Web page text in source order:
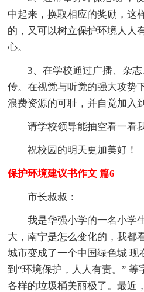
中起来，换取相应的奖励，这
的，又可以树立保护环境人人
心。
3、在学校通过广播、杂
传。在视觉与听觉的强大攻势
浪费资源的可耻，并自觉加入
请学校领导能抽空看一看
祝校园的明天更加美好！
保护环境建议书作文 篇6
市长叔叔：
我是华强小学的一名小学
大，南宁是怎么变化的，我都
城市变成了一个中国绿色城 现
到“环境保护，人人有责。” 等
各样的垃圾桶美丽极了。最近